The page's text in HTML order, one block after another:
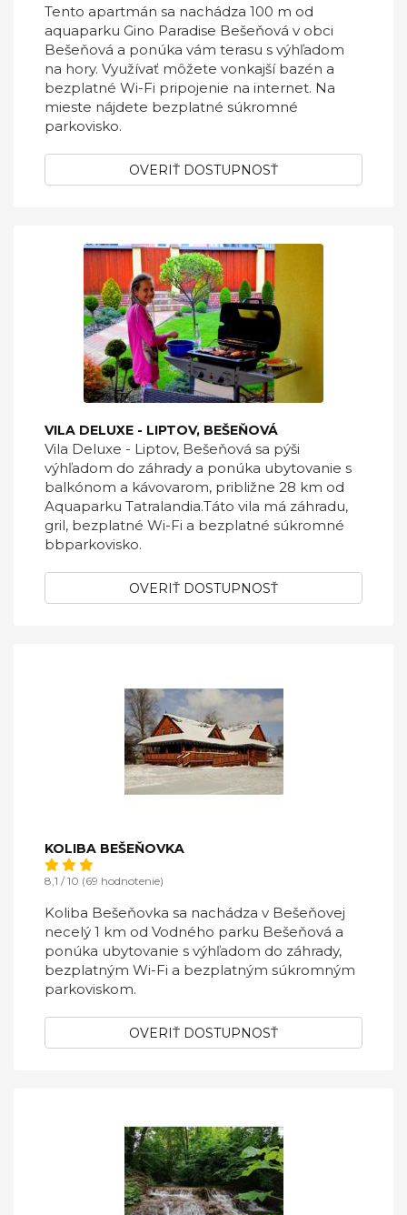
Tento apartmán sa nachádza 100 m od
aquaparku Gino Paradise Bešeňová v obci
Bešeňová a ponúka vám terasu s výhľadom
na hory. Využívať môžete vonkajší bazén a
bezplatné Wi-Fi pripojenie na internet. Na
mieste nájdete bezplatné súkromné
parkovisko.
OVERIŤ DOSTUPNOSŤ
VILA DELUXE - LIPTOV, BEŠEŇOVÁ
Vila Deluxe - Liptov, Bešeňová sa pýši
výhľadom do záhrady a ponúka ubytovanie s
balkónom a kávovarom, približne 28 km od
Aquaparku Tatralandia.Táto vila má záhradu,
gril, bezplatné Wi-Fi a bezplatné súkromné
bbparkovisko.
OVERIŤ DOSTUPNOSŤ
KOLIBA BEŠEŇOVKA
8,1 / 10 (69 hodnotenie)
Koliba Bešeňovka sa nachádza v Bešeňovej
necelý 1 km od Vodného parku Bešeňová a
ponúka ubytovanie s výhľadom do záhrady,
bezplatným Wi-Fi a bezplatným súkromným
parkoviskom.
OVERIŤ DOSTUPNOSŤ